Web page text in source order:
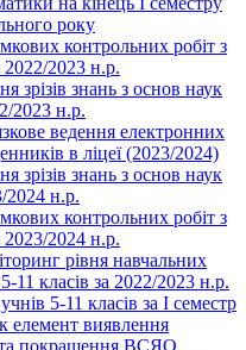
року
контрольних робіт з
2022/2023 н.р.
зрізів знань з основ наук
2023 н.р.
ведення електронних
в ліцеї (2023/2024)
зрізів знань з основ наук
2024 н.р.
контрольних робіт з
2023/2024 н.р.
рівня навчальних
11 класів за 2022/2023 н.р.
5-11 класів за І семестр
елемент виявлення
покращення ВСЯО